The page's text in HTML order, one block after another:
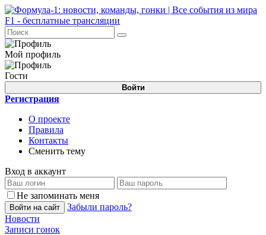
Мой профиль
Гости
Войти
Регистрация
О проекте
Правила
Контакты
Сменить тему
Вход в аккаунт
Не запоминать меня
Войти на сайт
Забыли пароль?
Новости
Записи гонок